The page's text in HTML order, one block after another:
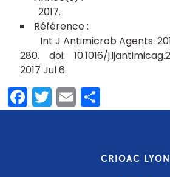
2017
Int J Antimicrob Agents.
280. doi: 10.1016/
2017 Jul 6.
Facebook
Twitter
EmailShare
CRIOAC LYON